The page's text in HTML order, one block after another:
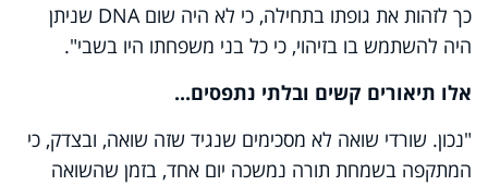
כך לזהות את גופתו בתחילה, כי לא היה שוםDNA שניתן
היה להשתמש בו בזיהוי, כי כל בני משפחתו היו בשבי".
אלו תיאורים קשים ובלתי נתפסים...
"נכון. שורדי שואה לא מסכימים שנגיד שזה שואה, ובצדק, כי
המתקפה בשמחת תורה נמשכה יום אחד, בזמן שהשואה